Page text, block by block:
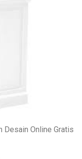
Desain Online Gratis